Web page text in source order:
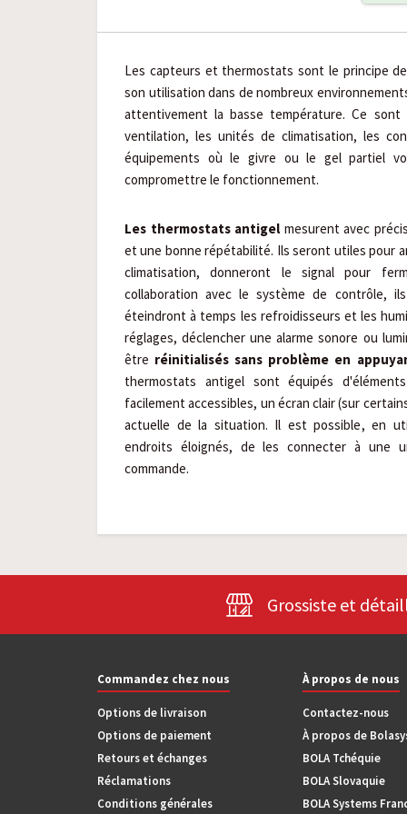
Les capteurs et thermostats sont le principe
son utilisation dans de nombreux
attentivement la basse température. Ce sont
ventilation, les unités de climatisation, les
équipements où le givre ou le gel partiel
compromettre le fonctionnement.
Les thermostats antigel mesurent avec
et une bonne répétabilité. Ils seront utiles pour
climatisation, donneront le signal pour
collaboration avec le système de contrôle,
éteindront à temps les refroidisseurs et les
réglages, déclencher une alarme sonore ou
être réinitialisés sans problème en
thermostats antigel sont équipés
facilement accessibles, un écran clair (sur
actuelle de la situation. Il est possible, en
endroits éloignés, de les connecter à une
commande.
Grossiste et
Commandez chez nous
Options de livraison
Options de paiement
Retours et échanges
Réclamations
Conditions générales
À propos de nous
Contactez-nous
À propos de
BOLA Tchéquie
BOLA Slovaquie
BOLA Systems